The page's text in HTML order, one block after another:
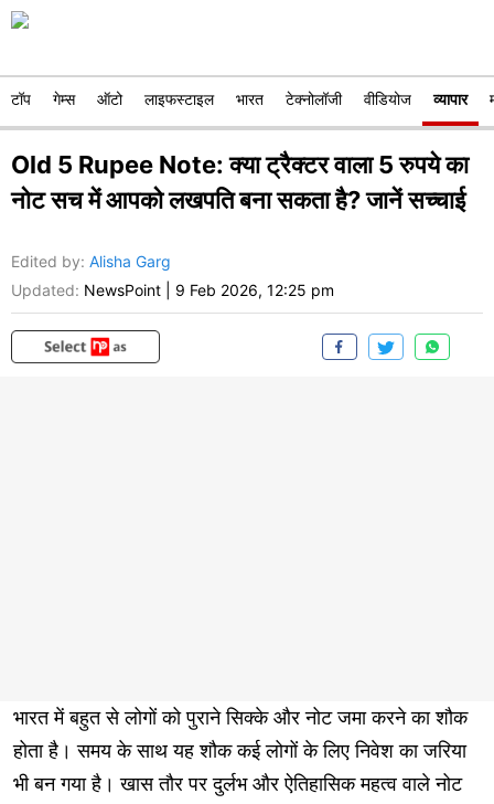
टॉप गेम्स ऑटो लाइफस्टाइल भारत टेक्नोलॉजी वीडियोज व्यापार
Old 5 Rupee Note: क्या ट्रैक्टर वाला 5 रुपये का
नोट सच में आपको लखपति बना सकता है? जानें सच्चाई
Edited by: Alisha Garg
Updated: NewsPoint 9 Feb 2026, 12:25 pm
भारत में बहुत से लोगों को पुराने सिक्के और नोट जमा करने का शौक
होता है। समय के साथ यह शौक कई लोगों के लिए निवेश का जरिया
भी बन गया है। खास तौर पर दुर्लभ और ऐतिहासिक महत्व वाले नोट